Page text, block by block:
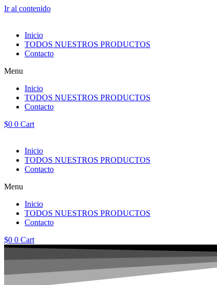
Ir al contenido
Inicio
TODOS NUESTROS PRODUCTOS
Contacto
Menu
Inicio
TODOS NUESTROS PRODUCTOS
Contacto
$0 0 Cart
Inicio
TODOS NUESTROS PRODUCTOS
Contacto
Menu
Inicio
TODOS NUESTROS PRODUCTOS
Contacto
$0 0 Cart